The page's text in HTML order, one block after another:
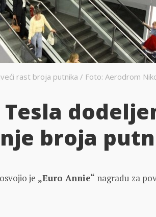
rast broja putnika / Foto: Aerodrom
broja
je „Euro Annie“ nagradu za